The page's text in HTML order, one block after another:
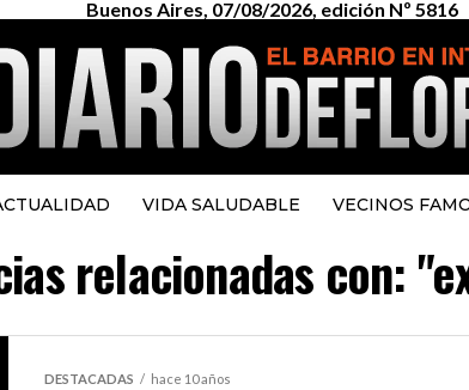
Buenos Aires, 07/08/2026, edición Nº 5816
VIDA SALUDABLE VECINOS
relacionadas con:
DESTACADAS hace 10 años